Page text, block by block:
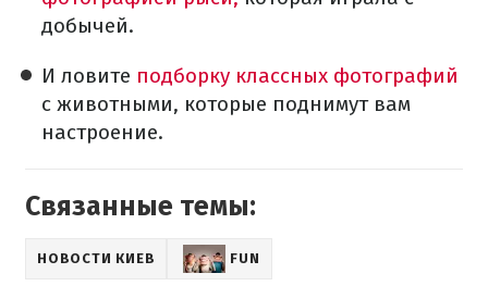
добычей.
И ловите подборку классных фотографий
с животными, которые поднимут вам
настроение.
Связанные темы:
НОВОСТИ КИЕВ FUN